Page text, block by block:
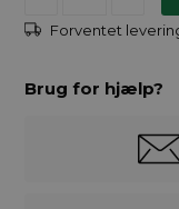
Forventet
Brug for hjælp?